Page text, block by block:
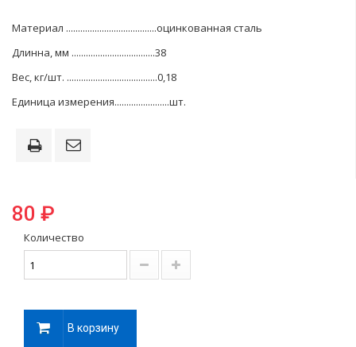
Материал ......................................оцинкованная сталь
Длинна, мм ...................................38
Вес, кг/шт. ......................................0,18
Единица измерения.......................шт.
80 ₽
Количество
В корзину